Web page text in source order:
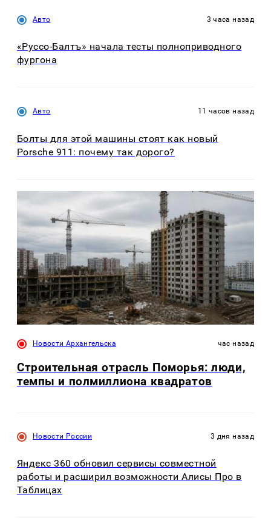
Авто 3 часа назад
«Руссо-Балтъ» начала тесты полноприводного
фургона
Авто 11 часов назад
Болты для этой машины стоят как новый
Porsche 911: почему так дорого?
Новости Архангельска час назад
Строительная отрасль Поморья: люди,
темпы и полмиллиона квадратов
Новости России 3 дня назад
Яндекс 360 обновил сервисы совместной
работы и расширил возможности Алисы Про в
Таблицах